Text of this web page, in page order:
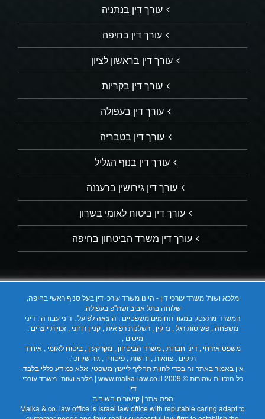
עורך דין בנתניה
עורך דין בחיפה
עורך דין בראשון לציון
עורך דין בקריות
עורך דין בעפולה
עורך דין בטבריה
עורך דין בנוף הגליל
עורך דין גירושין ברעננה
עורך דין ביטוח לאומי בשרון
עורך דין משרד הביטחון בחיפה
מלכא ושות' משרד עורכי דין - היינו משרד עורכי דין בעל סניף ראשי בחיפה,
שלוחה בתל אביב ושת"פ בעפולה.
המשרד מתעסק במגוון תחומים משפטיים : הוצאה לפועל , דיני עבודה , דיני
משפחה , פשיטות רגל , נזיקין , רשלנות רפואית , קניין רוחני , זכויות יוצרים ,
מיסים ,
משפט אזרחי , דיני חברות , משרד הביטחון , מקרקעין , ביטוח לאומי , איחוד
תיקים , צוואות , ירושות , פיטורין , גירושין וכו'.
אין באמור באתר זה בכדי להוות תחליף לייעוץ משפטי, אלא כמידע כללי בלבד.
כל הזכויות שמורות © 2009
www.malka-law.co.il | מלכא ושות´ משרד עורכי
דין
מפת אתר |קישורים חשובים
Malka & co. law office is Israel law office with reputable caring adapt to